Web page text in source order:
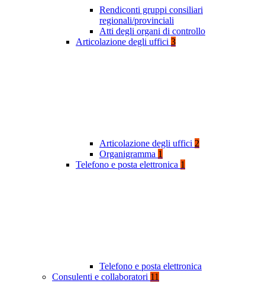
Rendiconti gruppi consiliari
regionali/provinciali
Atti degli organi di controllo
Articolazione degli uffici 3
Articolazione degli uffici 2
Organigramma 1
Telefono e posta elettronica 1
Telefono e posta elettronica
Consulenti e collaboratori 11